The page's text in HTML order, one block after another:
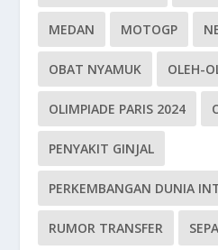
MEDAN MOTOGP
OBAT NYAMUK OLEH-
OLIMPIADE PARIS 2024
PENYAKIT GINJAL
PERKEMBANGAN DUNIA
RUMOR TRANSFER